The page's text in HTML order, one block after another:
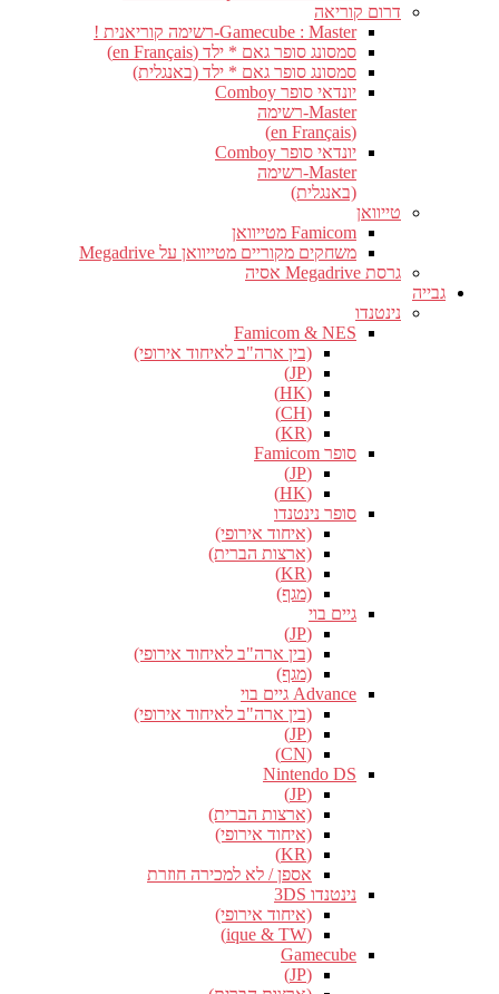
דרום קוריאה
Gamecube : Master-רשימה קוריאנית !
סמסונג סופר גאם * ילד (en Français)
סמסונג סופר גאם * ילד (באנגלית)
יונדאי סופר Comboy
Master-רשימה
(en Français)
יונדאי סופר Comboy
Master-רשימה
(באנגלית)
טייוואן
Famicom מטייוואן
משחקים מקוריים מטייוואן על Megadrive
גרסת Megadrive אסיה
גבייה
נינטנדו
Famicom & NES
(בין ארה"ב לאיחוד אירופי)
(JP)
(HK)
(CH)
(KR)
סופר Famicom
(JP)
(HK)
סופר נינטנדו
(איחוד אירופי)
(ארצות הברית)
(KR)
(מגף)
גיים בוי
(JP)
(בין ארה"ב לאיחוד אירופי)
(מגף)
Advance גיים בוי
(בין ארה"ב לאיחוד אירופי)
(JP)
(CN)
Nintendo DS
(JP)
(ארצות הברית)
(איחוד אירופי)
(KR)
אספן / לא למכירה חוזרת
נינטנדו 3DS
(איחוד אירופי)
(ique & TW)
Gamecube
(JP)